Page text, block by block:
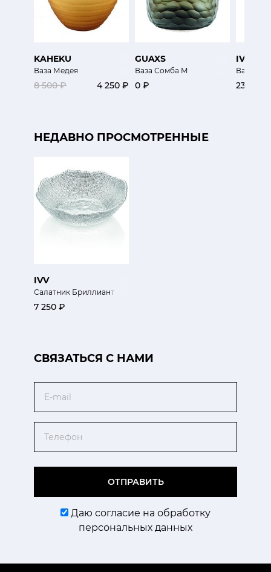
KAHEKU
Ваза Медея
8 500 ₽ 4 250 ₽
GUAXS
Ваза Сомба M
0 ₽
IVV
Ваза
23 900
НЕДАВНО ПРОСМОТРЕННЫЕ
IVV
Салатник Бриллиант
7 250 ₽
CВЯЗАТЬСЯ С НАМИ
ОТПРАВИТЬ
Даю согласие на обработку
персональных данных